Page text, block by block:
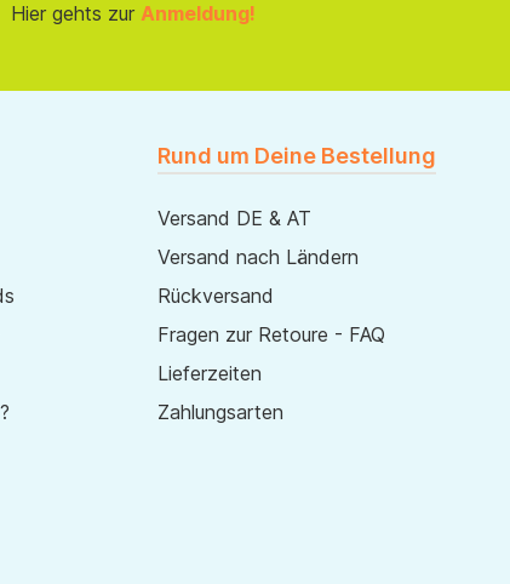
Hier gehts zur Anmeldung!
Rund um Deine Bestellung
Versand DE & AT
Versand nach Ländern
Rückversand
Fragen zur Retoure - FAQ
Lieferzeiten
Zahlungsarten